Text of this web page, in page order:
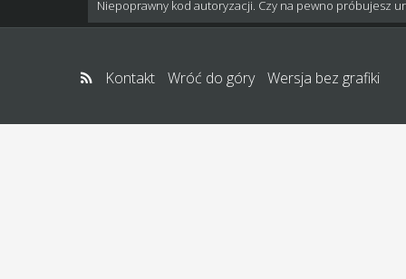
Niepoprawny kod autoryzacji. Czy na pewno próbujesz
Kontakt Wróć do góry Wersja bez grafiki